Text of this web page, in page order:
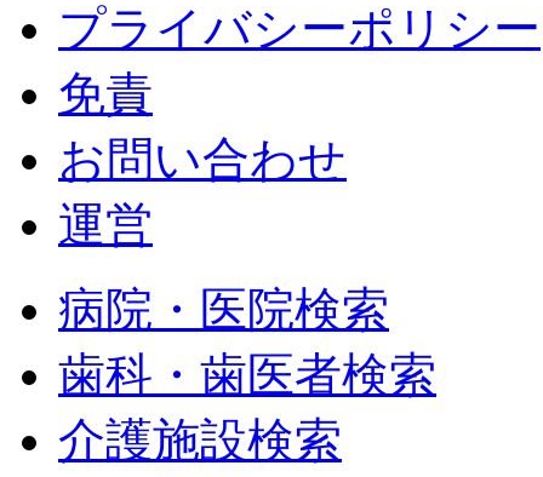
プライバシーポリシー
免責
お問い合わせ
運営
病院・医院検索
歯科・歯医者検索
介護施設検索